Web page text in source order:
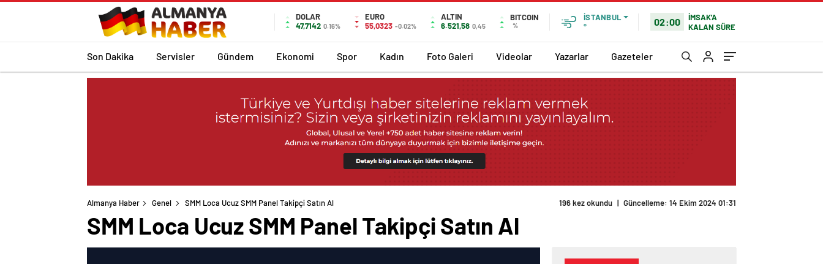
DOLAR
47,7142 0.16%
EURO
55,0323 -0.02%
ALTIN
6.521,58 0,45
BITCOIN
%
İSTANBUL
°
02:00
İMSAK'A
KALAN SÜRE
Son Dakika Servisler Gündem Ekonomi Spor Kadın Foto Galeri Videolar Yazarlar Gazeteler
Almanya Haber Genel SMM Loca Ucuz SMM Panel Takipçi Satın Al 196 kez okundu | Güncelleme: 14 Ekim 2024 01:31
SMM Loca Ucuz SMM Panel Takipçi Satın Al